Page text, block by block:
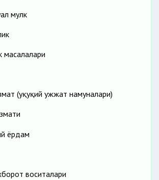
мулк
масалалари
(ҳуқуқий ҳужжат намуналари)
ёрдам
воситалари